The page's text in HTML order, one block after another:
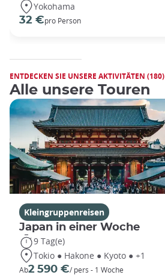
Yokohama
32 €pro Person
ENTDECKEN SIE UNSERE AKTIVITÄTEN (180)
Alle unsere Touren
Kleingruppenreisen
Japan in einer Woche
9 Tag(e)
Tokio ● Hakone ● Kyoto ● +1
Ab2 590 €/ pers - 1 Woche